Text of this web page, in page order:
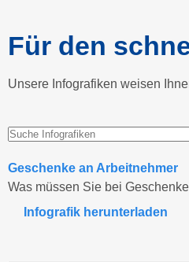
Für den
Unsere Infografiken weisen
Geschenke an Arbeitnehmer
Was müssen Sie bei
Infografik herunterladen